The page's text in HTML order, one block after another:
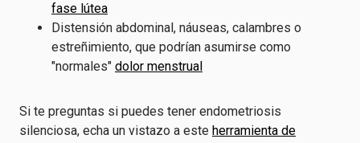
fase lútea
Distensión abdominal, náuseas, calambres o
estreñimiento, que podrían asumirse como
"normales" dolor menstrual
Si te preguntas si puedes tener endometriosis
silenciosa, echa un vistazo a este herramienta de